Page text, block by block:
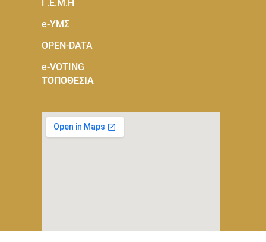
Γ.Ε.Μ.Η
e-ΥΜΣ
OPEN-DATA
e-VOTING
ΤΟΠΟΘΕΣΙΑ